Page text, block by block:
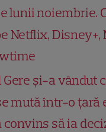
lunii noiembrie.
Netflix, Disney+,
și-a vândut
mută într-o țară
convins să ia